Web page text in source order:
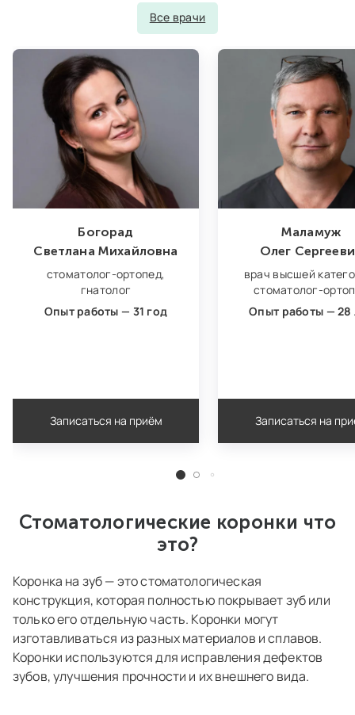
Все врачи
Богорад
Светлана Михайловна
стоматолог‑ортопед,
гнатолог
Опыт работы — 31 год
Записаться на приём
Маламуж
Олег
врач высшей
Опыт работы — 28
Записаться на
Стоматологические коронки что
это?
Коронка на зуб — это стоматологическая
конструкция, которая полностью покрывает зуб или
только его отдельную часть. Коронки могут
изготавливаться из разных материалов и сплавов.
Коронки используются для исправления дефектов
зубов, улучшения прочности и их внешнего вида.